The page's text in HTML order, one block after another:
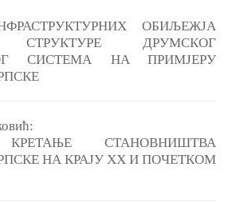
ОБИЉЕЖЈА
СТРУКТУРЕ ДРУМСКОГ
СИСТЕМА HA ПРИМЈЕРУ
СТАНОВНИШТВА
НA КРАЈУ XX И ПОЧЕТКОМ